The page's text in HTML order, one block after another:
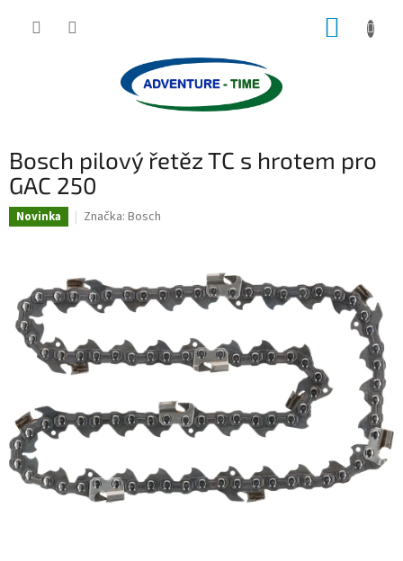
Bosch pilový řetěz TC s hrotem pro
GAC 250
Novinka Značka: Bosch